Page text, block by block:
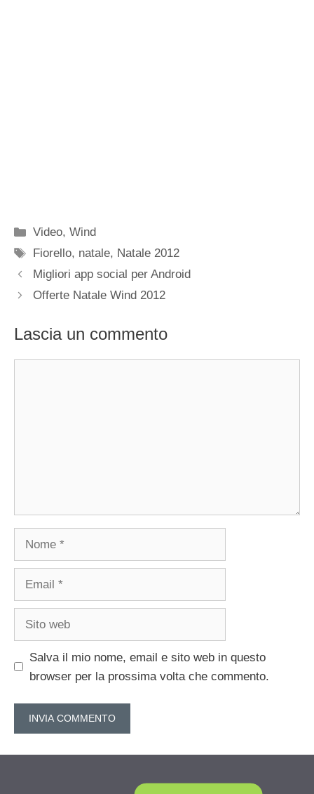
Categorie
Video,Wind
Tag
Fiorello, natale, Natale 2012
Migliori app social per Android
Offerte Natale Wind 2012
Lascia un commento
Nome
Email
Sito
Salva il mio nome, email e sito web in questo
browser per la prossima volta che commento.